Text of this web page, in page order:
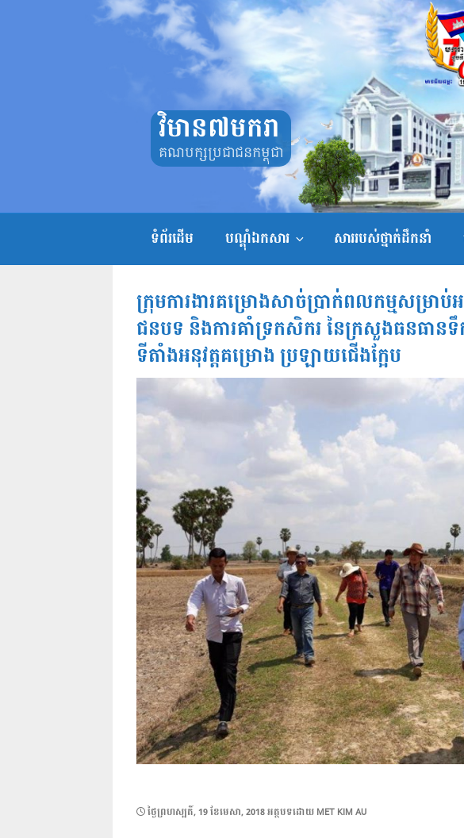
វិមាន៧មករា
គណបក្សប្រជាជនកម្ពុជា
ទំព័រដើម បណ្តុំឯកសារ សាររបស់ថ្នាក់ដឹកនាំ
ក្រុមការងារគម្រោងសាច់ប្រាក់ពលកម្មសម្រាប់អ
ជនបទ និងការគាំទ្រកសិករ នៃក្រសួងធនធា
ទីតាំងអនុវត្តគម្រោង ប្រឡាយជើងក្អែប
POSTED
ថ្ងៃ​ព្រហស្បតិ៍, 19 ខែ​មេសា, 2018អត្ថបទដោយ MET KIM AU